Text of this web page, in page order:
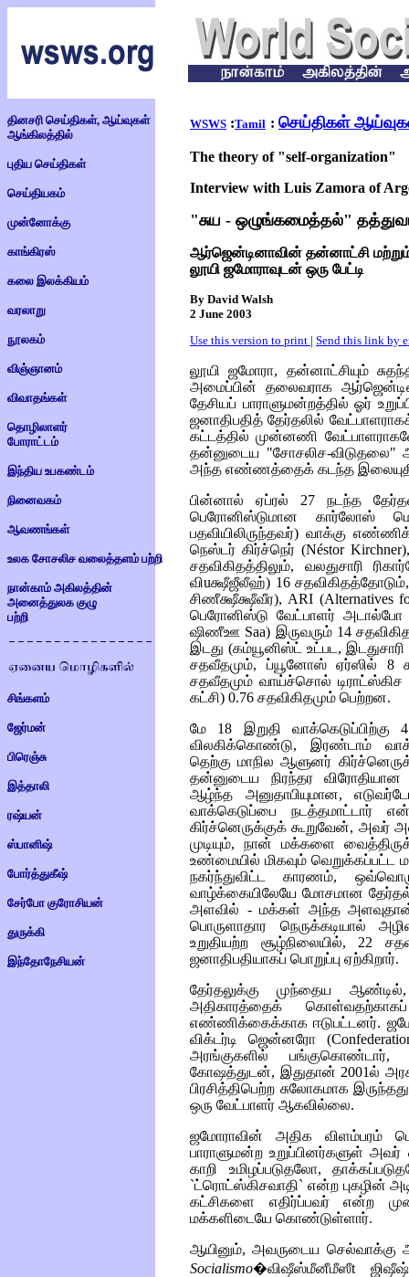
தினசரி செய்திகள், ஆய்வுகள்
ஆங்கிலத்தில்
புதிய செய்திகள்
செய்தியகம்
முன்னோக்கு
காங்கிரஸ்
கலை இலக்கியம்
வரலாறு
நூலகம்
விஞ்ஞானம்
விவாதங்கள்
தொழிலாளர்
போராட்டம்
இந்திய உபகண்டம்
நினைவகம்
ஆவணங்கள்
உலக சோசலிச வலைத்தளம் பற்றி
நான்காம் அகிலத்தின்
அனைத்துலக குழு
பற்றி
சிங்களம்
ஜேர்மன்
பிரெஞ்சு
இத்தாலி
ரஷ்யன்
ஸ்பானிஷ்
போர்த்துகீஷ்
சேர்போ குரோசியன்
துருக்கி
இந்தோநேசியன்
WSWS :Tamil : செய்திகள்
The theory of "self-organization"
Interview with Luis Zamora of
"சுய - ஒழுங்கமைத்தல்"
ஆர்ஜென்டினாவின் தன்னாட்சி
லூயி ஜமோராவுடன் ஒரு பேட்டி
By David Walsh
2 June 2003
Use this version to print | Send this link by
லூயி ஜமோரா, தன்னாட்சியும்
அமைப்பின் தலைவராக
தேசியப் பாராளுமன்றத்தில் ஓர்
ஜனாதிபதித் தேர்தலில்
கட்டத்தில் முன்னணி
தன்னுடைய "சோசலிச-
அந்த எண்ணத்தைக் கடந்த
பின்னால் ஏப்ரல் 27 நடந்த
பெரோனிஸ்டுமான கார்லோஸ்
பதவியிலிருந்தவர்) வாக்கு
நெஸ்டர் கிர்ச்நெர் (Néstor Kirchner)
சதவிகிதத்திலும், வலதுசாரி
விuக்ஷீஜீலீஹ்) 16
சிணீக்ஷீக்ஷீவீர), ARI (Alternatives
பெரோனிஸ்டு வேட்பாளர் அடால்போ
ஷிணீஊ Saa) இருவரும் 14
இடது (கம்யூனிஸ்ட் உட்பட,
சதவீதமும், ப்யூனோஸ் ஏர்ஸில் 8
சதவீதமும் வாய்ச்சொல் டிராட்ஸ்கிச
கட்சி) 0.76 சதவிகிதமும் பெற்றன.
மே 18 இறுதி வாக்கெடுப்பிற்கு
விலகிக்கொண்டு, இரண்டாம்
தெற்கு மாநில ஆளுனர்
தன்னுடைய நிரந்தர விரோதியான
ஆழ்ந்த அனுதாபியுமான,
வாக்கெடுப்பை நடத்தமாட்டார்
கிர்ச்னெருக்குக் கூறுவேன், அவர்
முடியும், நான் மக்களை
உண்மையில் மிகவும் வெறுக்கப்பட்ட
நகர்ந்துவிட்ட காரணம்,
வாழ்க்கையிலேயே மோசமான
அளவில் - மக்கள் அந்த அளவுதான்
பொருளாதார நெருக்கடியால்
உறுதியற்ற சூழ்நிலையில், 22
ஜனாதிபதியாகப் பொறுப்பு ஏற்கிறார்.
தேர்தலுக்கு முந்தைய
அதிகாரத்தைக்
எண்ணிக்கைக்காக ஈடுபட்டனர்.
விக்டர்டி ஜென்னரோ (
அரங்குகளில்
கோஷத்துடன், இதுதான் 2001ல்
பிரசித்திபெற்ற சுலோகமாக
ஒரு வேட்பாளர் ஆகவில்லை.
ஜமோராவின் அதிக விளம்பரம்
பாராளுமன்ற உறுப்பினர்களுள் அவர்
காறி உமிழப்படுதலோ,
`ட்ரொட்ஸ்கிசவாதி` என்ற புகழின்
கட்சிகளை எதிர்ப்பவர் என்ற
மக்களிடையே கொண்டுள்ளார்.
ஆயினும், அவருடைய செல்வாக்கு
Socialismo�விஷீஸ்மீனீமீஸீt